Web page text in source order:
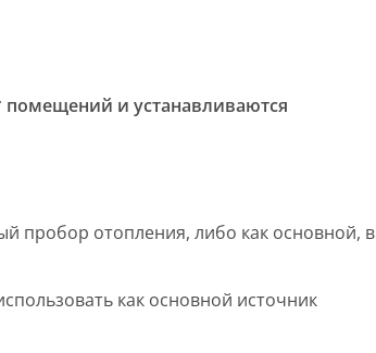
помещений и устанавливаются
пробор отопления, либо как основной, в
как основной источник